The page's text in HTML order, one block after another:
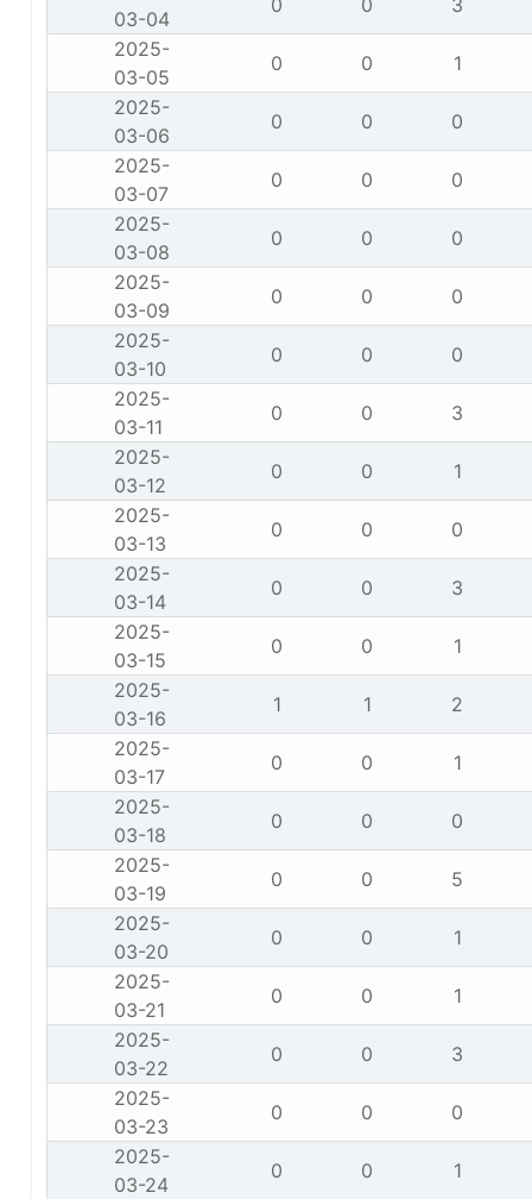
03-04
0 0
3
2025-
03-05
0 0
1
2025-
03-06
0 0
0
2025-
03-07
0 0
0
2025-
03-08
0 0
0
2025-
03-09
0 0
0
2025-
03-10
0 0
0
2025-
03-11
0 0
3
2025-
03-12
0 0
1
2025-
03-13
0 0
0
2025-
03-14
0 0
3
2025-
03-15
0 0
1
2025-
03-16
1 1
2
2025-
03-17
0 0
1
2025-
03-18
0 0
0
2025-
03-19
0 0
5
2025-
03-20
0 0
1
2025-
03-21
0 0
1
2025-
03-22
0 0
3
2025-
03-23
0 0
0
2025-
03-24
0 0
1